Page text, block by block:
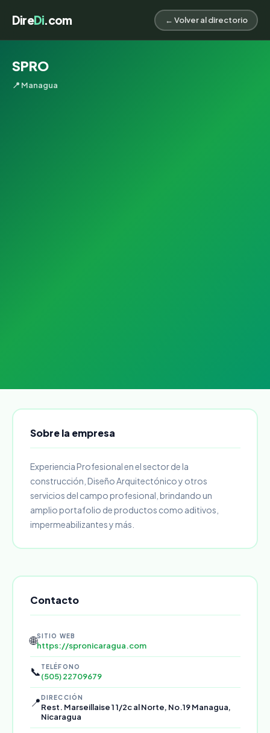
DireDi.com ← Volver al directorio
SPRO
📍 Managua
Sobre la empresa
Experiencia Profesional en el sector de la
construcción, Diseño Arquitectónico y otros
servicios del campo profesional, brindando un
amplio portafolio de productos como aditivos,
impermeabilizantes y más.
Contacto
🌐SITIO WEB
https://spronicaragua.com
📞 TELÉFONO
(505) 22709679
📍DIRECCIÓN
Rest. Marseillaise 1 1/2c al Norte, No.19 Managua,
Nicaragua